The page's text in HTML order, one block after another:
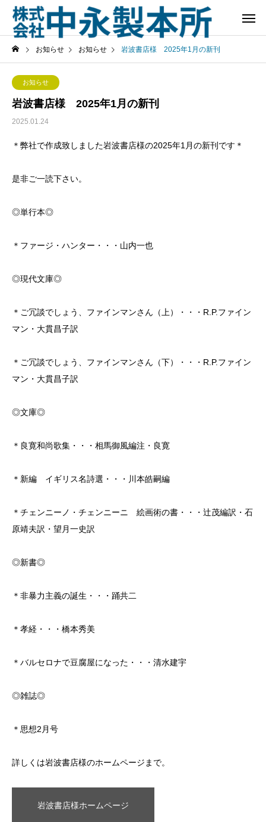
お知らせ お知らせ 岩波書店様 2025年1月の新刊
お知らせ
岩波書店様 2025年1月の新刊
2025.01.24
＊弊社で作成致しました岩波書店様の2025年1月の新刊です＊
是非ご一読下さい。
◎単行本◎
＊ファージ・ハンター・・・山内一也
◎現代文庫◎
＊ご冗談でしょう、ファインマンさん（上）・・・R.P.ファイン
マン・大貫昌子訳
＊ご冗談でしょう、ファインマンさん（下）・・・R.P.ファイン
マン・大貫昌子訳
◎文庫◎
＊良寛和尚歌集・・・相馬御風編注・良寛
＊新編 イギリス名詩選・・・川本皓嗣編
＊チェンニーノ・チェンニーニ 絵画術の書・・・辻茂編訳・石
原靖夫訳・望月一史訳
◎新書◎
＊非暴力主義の誕生・・・踊共二
＊孝経・・・橋本秀美
＊バルセロナで豆腐屋になった・・・清水建宇
◎雑誌◎
＊思想2月号
詳しくは岩波書店様のホームページまで。
岩波書店様ホームページ